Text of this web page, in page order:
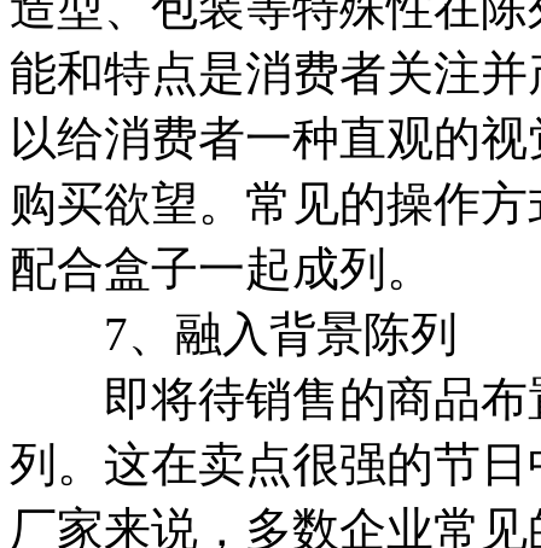
能和特点是消费者关注
以给消费者一种直观的
购买欲望。常见的操作
配合盒子一起成列。
7、融入背景陈列
即将待销售的商品布
列。这在卖点很强的节
厂家来说，多数企业常